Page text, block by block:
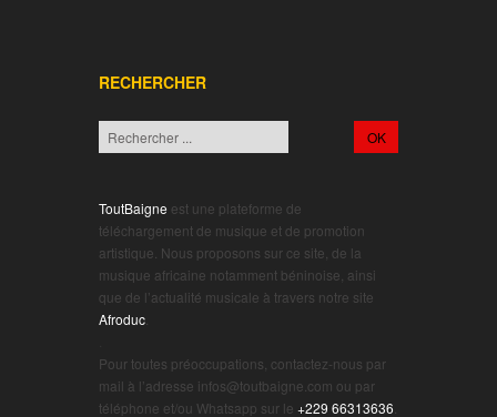
RECHERCHER
ToutBaigne est une plateforme de
téléchargement de musique et de promotion
artistique. Nous proposons sur ce site, de la
musique africaine notamment béninoise, ainsi
que de l’actualité musicale à travers notre site
Afroduc
Pour toutes préoccupations, contactez-nous par
mail à l’adresse infos@toutbaigne.com ou par
téléphone et/ou Whatsapp sur le +229 66313636